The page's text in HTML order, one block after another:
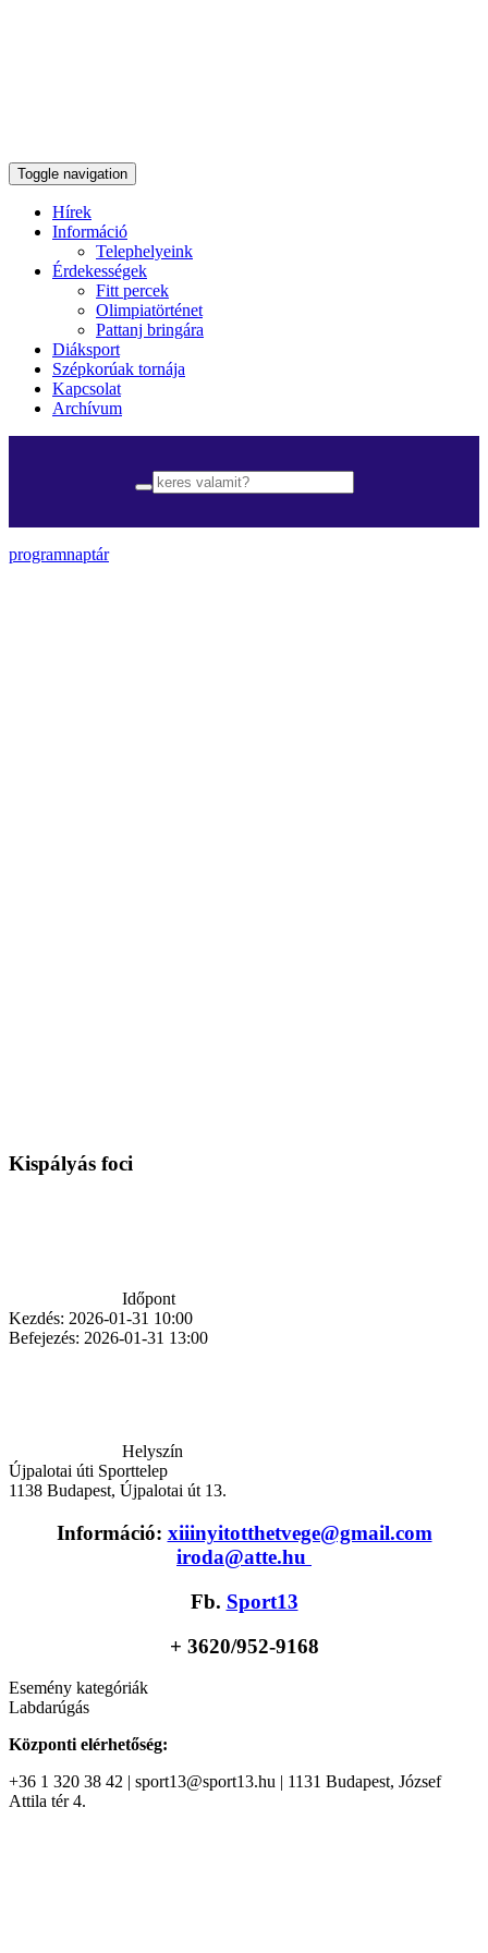
Toggle navigation
Hírek
Információ
Telephelyeink
Érdekességek
Fitt percek
Olimpiatörténet
Pattanj bringára
Diáksport
Szépkorúak tornája
Kapcsolat
Archívum
programnaptár
Kispályás foci
Időpont
Kezdés: 2026-01-31 10:00
Befejezés: 2026-01-31 13:00
Helyszín
Újpalotai úti Sporttelep
1138 Budapest, Újpalotai út 13.
Információ: xiiinyitotthetvege@gmail.com
iroda@atte.hu
Fb. Sport13
+ 3620/952-9168
Esemény kategóriák
Labdarúgás
Központi elérhetőség:
+36 1 320 38 42 | sport13@sport13.hu | 1131 Budapest, József
Attila tér 4.